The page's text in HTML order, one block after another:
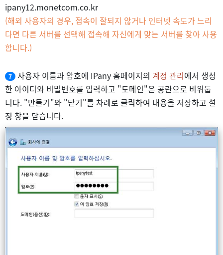
ipany12.monetcom.co.kr
(해외 사용자의 경우, 접속이 잘되지 않거나 인터넷 속도가 느리
다면 다른 서버를 선택해 접속해 자신에게 맞는 서버를 찾아 사용
합니다.)
7 사용자 이름과 암호에 IPany 홈페이지의 계정 관리에서 생성
한 아이디와 비밀번호를 입력하고 "도메인"은 공란으로 비워둡
니다. "만들기"와 "닫기"를 차례로 클릭하여 내용을 저장하고 설
정 창을 닫습니다.